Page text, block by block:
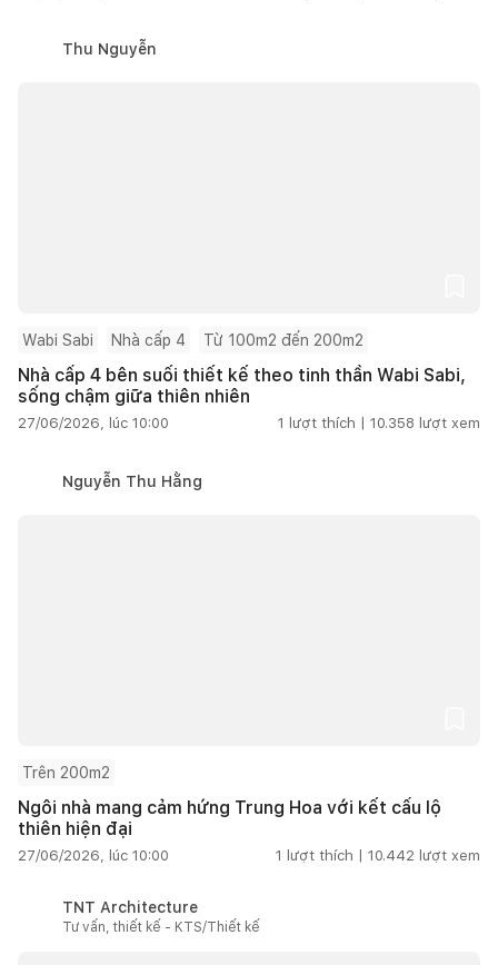
Thu Nguyễn
Wabi Sabi Nhà cấp 4 Từ 100m2 đến 200m2
Nhà cấp 4 bên suối thiết kế theo tinh thần Wabi Sabi,
sống chậm giữa thiên nhiên
27/06/2026, lúc 10:00 1 lượt thích | 10.358 lượt xem
Nguyễn Thu Hằng
Trên 200m2
Ngôi nhà mang cảm hứng Trung Hoa với kết cấu lộ
thiên hiện đại
27/06/2026, lúc 10:00 1 lượt thích | 10.442 lượt xem
TNT Architecture
Tư vấn, thiết kế - KTS/Thiết kế